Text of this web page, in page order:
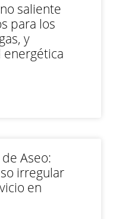
saliente
para los
y
energética
Aseo:
irregular
en